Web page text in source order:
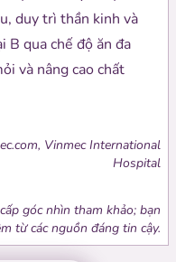
duy trì thần kinh và
B qua chế độ ăn đa
và nâng cao chất
Vinmec International
Hospital
góc nhìn tham khảo; bạn
từ các nguồn đáng tin cậy.